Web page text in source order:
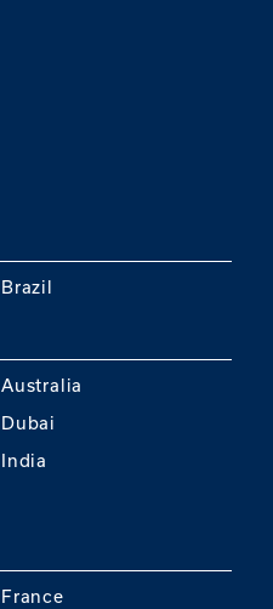
Brazil
Australia
Dubai
India
France